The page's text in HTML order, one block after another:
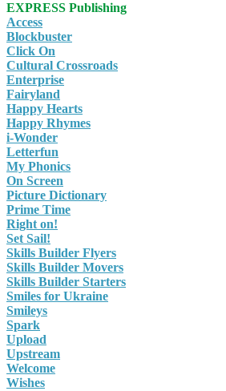
EXPRESS Publishing
Access
Blockbuster
Click On
Cultural Crossroads
Enterprise
Fairyland
Happy Hearts
Happy Rhymes
i-Wonder
Letterfun
My Phonics
On Screen
Picture Dictionary
Prime Time
Right on!
Set Sail!
Skills Builder Flyers
Skills Builder Movers
Skills Builder Starters
Smiles for Ukraine
Smileys
Spark
Upload
Upstream
Welcome
Wishes